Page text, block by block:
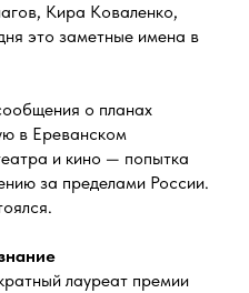
Кира Коваленко,
это заметные имена в
о планах
в Ереванском
и кино — попытка
за пределами России.
лауреат премии